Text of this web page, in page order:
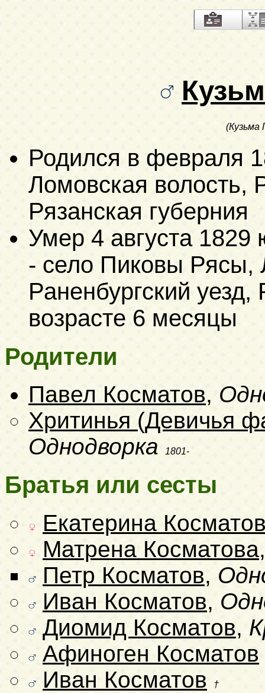
(Кузьма
Родился в февраля
Ломовская волость,
Рязанская губерния
Умер 4 августа 1829
- село Пиковы Рясы,
Раненбургский уезд,
возрасте 6 месяцы
Родители
Павел Косматов,
Хритинья (Девичья
Однодворка
1801-
Братья или сесты
Екатерина
Матрена Косматова
Петр Косматов,
Иван Косматов,
Диомид Косматов,
Афиноген Косматов
Иван Косматов
†